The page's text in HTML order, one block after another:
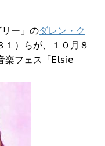
ー」のダレン・ク
１）らが、１０月８
楽フェス「Elsie